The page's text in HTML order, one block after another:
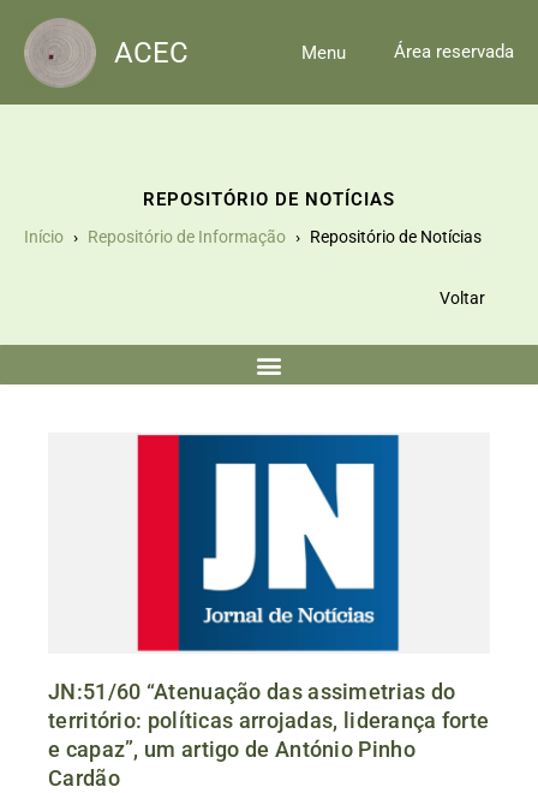
content
ACEC Menu Área reservada
REPOSITÓRIO DE NOTÍCIAS
Início Repositório de Informação Repositório de Notícias
Voltar
JN:51/60 “Atenuação das assimetrias do
território: políticas arrojadas, liderança forte
e capaz”, um artigo de António Pinho
Cardão